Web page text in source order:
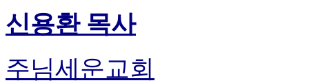
신용환 목사
주님세운교회